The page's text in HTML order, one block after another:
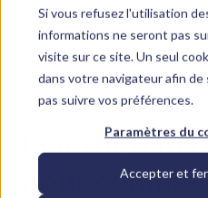
Si vous refusez l'utilisation
informations ne seront pas
visite sur ce site. Un seul
dans votre navigateur afin de
pas suivre vos préférences.
Paramètres du
Accepter et
Investir dans le locatif
Investir
pour